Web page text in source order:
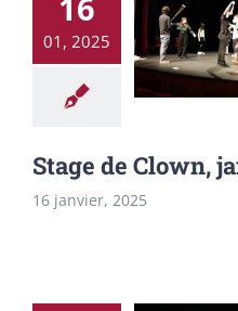
01, 2025
Stage de
janvier
Stage de Clown,
16 janvier, 2025